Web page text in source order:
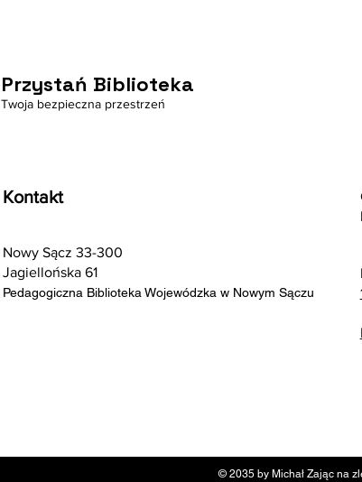
Przystań Biblioteka
Twoja bezpieczna przestrzeń
Kontakt
Nowy Sącz 33-300
Jagiellońska 61
Pedagogiczna Biblioteka Wojewódzka w Nowym Sączu
© 2035 by Michał Zając na